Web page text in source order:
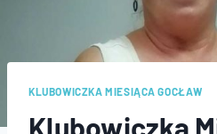
KLUBOWICZKA MIESIĄCA GOCŁAW
Klubowiczka